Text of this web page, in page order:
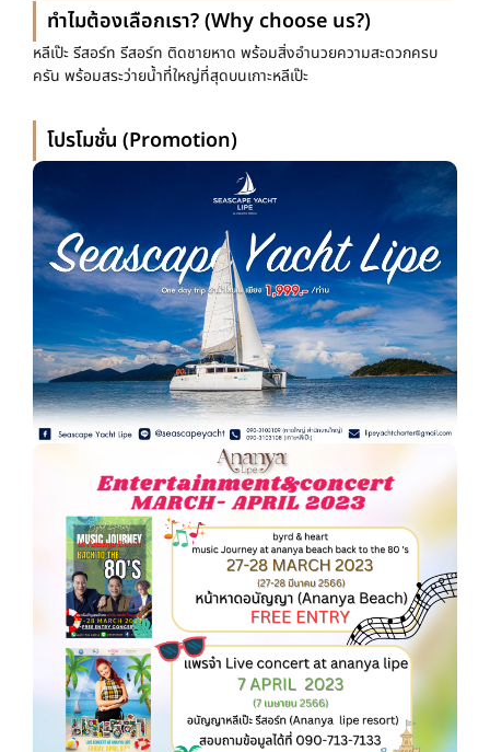
ทำไมต้องเลือกเรา? (Why choose us?)
หลีเป๊ะ รีสอร์ท รีสอร์ท ติดชายหาด พร้อมสิ่งอำนวยความสะดวกครบ
ครัน พร้อมสระว่ายน้ำที่ใหญ่ที่สุดบนเกาะหลีเป๊ะ
โปรโมชั่น (Promotion)